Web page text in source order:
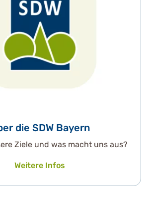
die SDW Bayern
Ziele und was macht uns aus?
Weitere Infos